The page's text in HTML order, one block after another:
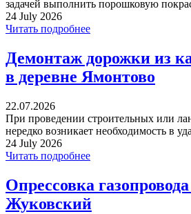
задачей выполнить порошковую
24 July 2026
Читать подробнее
Демонтаж дорожки из
в деревне Ямонтово
22.07.2026
При проведении строительных или
нередко возникает необходимость в
24 July 2026
Читать подробнее
Опрессовка газопровода
Жуковский